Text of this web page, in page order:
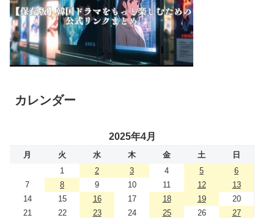
カレンダー
2025年4月
月 火 水 木 金 土
日
1
2 3 4 5
6
7
8 9 10 11 12
13
14
15 16 17 18 19
20
21
22 23 24 25 26
27